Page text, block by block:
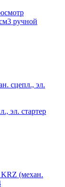
ручной
эл. стартер